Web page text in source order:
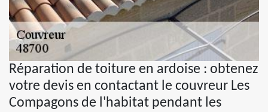
Réparation de toiture en ardoise : obtenez
votre devis en contactant le couvreur Les
Compagons de l'habitat pendant les